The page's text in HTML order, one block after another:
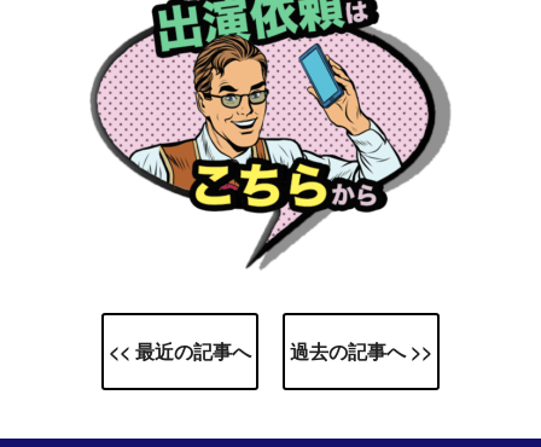
<< 最近の記事へ 過去の記事へ >>